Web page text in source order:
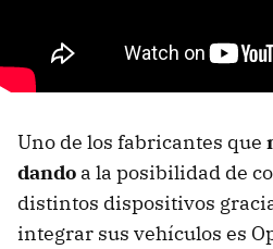
Uno de los fabricantes que
dando a la posibilidad de
distintos dispositivos
integrar sus vehículos es